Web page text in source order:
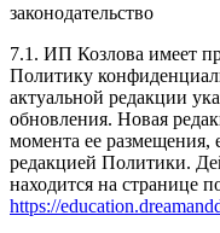
законодательство
7.1. ИП Козлова имеет
Политику
актуальной редакции
обновления. Новая
момента ее размещения,
редакцией Политики.
находится на странице
https://